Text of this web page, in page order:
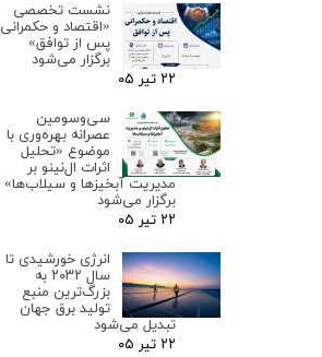
نشست تخصصی
«اقتصاد و حکمرانی
پس از توافق»
برگزار می‌شود
۲۲ تیر ۰۵
سی‌وسومین
عصرانه بهره‌وری با
موضوع «تحلیل
اثرات ال‌نینو بر
مدیریت آبخیزها و سیلاب‌ها»
برگزار می‌شود
۲۲ تیر ۰۵
انرژی خورشیدی تا
سال ۲۰۳۲ به
بزرگ‌ترین منبع
تولید برق جهان
تبدیل می‌شود
۲۲ تیر ۰۵